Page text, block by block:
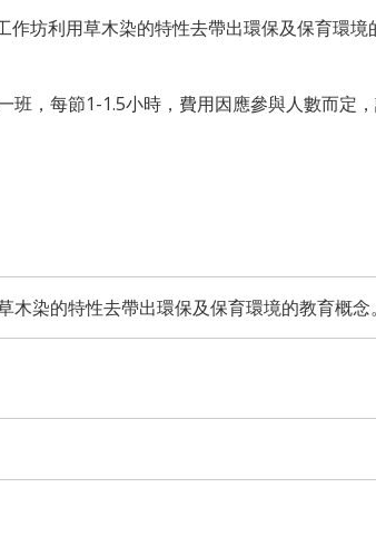
作坊利用草木染的特性去帶出環保及保育環境
班，每節1-1.5小時，費用因應參與人數而定
木染的特性去帶出環保及保育環境的教育概念